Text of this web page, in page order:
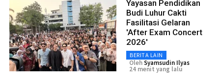
Yayasan Pendidikan
Budi Luhur Cakti
Fasilitasi Gelaran
'After Exam Concert
2026'
BERITA LAIN
OlehSyamsudin Ilyas
24 menit yang lalu